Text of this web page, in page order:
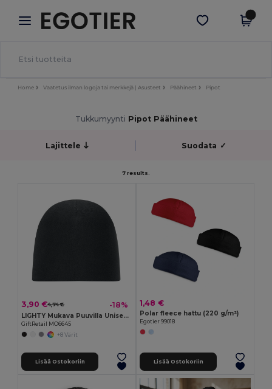
× Egotier-sovellus
Paremmat hinnat appissa!
Hae sovellus
Home Vaatetus ilman logoja tai merkkejä | Asusteet Päähineet Pipot
Tukkumyynti Pipot Päähineet
Lajittele Suodata ✓
7 results.
3,90 €4,74 € -18%
LIGHTY Mukava Puuvilla Unisex Beanie Joustavalla Istuvuudella
GiftRetail MO6645
+8 Värit
Lisää Ostokoriin
1,48 €
Polar fleece hattu (220 g/m²)
Egotier 99018
Lisää Ostokoriin